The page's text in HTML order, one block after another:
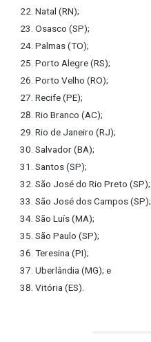
Natal (RN);
Osasco (SP);
Palmas (TO);
Porto Alegre (RS);
Porto Velho (RO);
Recife (PE);
Rio Branco (AC);
Rio de Janeiro (RJ);
Salvador (BA);
Santos (SP);
São José do Rio Preto (SP);
São José dos Campos (SP);
São Luís (MA);
São Paulo (SP);
Teresina (PI);
Uberlândia (MG); e
Vitória (ES).